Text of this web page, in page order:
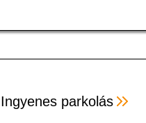
Ingyenes parkolás